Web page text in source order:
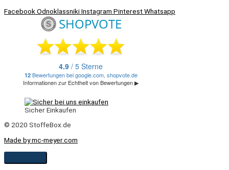
FacebookOdnoklassnikiInstagram PinterestWhatsapp
Sicher Einkaufen
© 2020 StoffeBox.de
Made by mc-meyer.com